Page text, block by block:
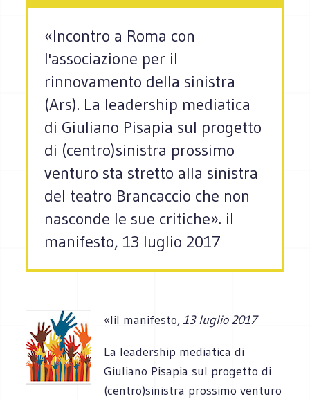
«Incontro a Roma con
l'associazione per il
rinnovamento della sinistra
(Ars). La leadership mediatica
di Giuliano Pisapia sul progetto
di (centro)sinistra prossimo
venturo sta stretto alla sinistra
del teatro Brancaccio che non
nasconde le sue critiche». il
manifesto, 13 luglio 2017
«Iil manifesto, 13 luglio 2017
La leadership mediatica di
Giuliano Pisapia sul progetto di
(centro)sinistra prossimo venturo